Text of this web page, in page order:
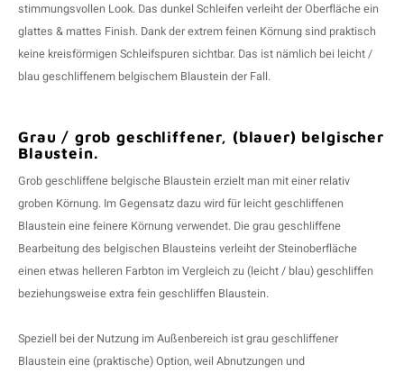
stimmungsvollen Look. Das dunkel Schleifen verleiht der Oberfläche ein
glattes & mattes Finish. Dank der extrem feinen Körnung sind praktisch
keine kreisförmigen Schleifspuren sichtbar. Das ist nämlich bei leicht /
blau geschliffenem belgischem Blaustein der Fall.
Grau / grob geschliffener, (blauer) belgischer
Blaustein.
Grob geschliffene belgische Blaustein erzielt man mit einer relativ
groben Körnung. Im Gegensatz dazu wird für leicht geschliffenen
Blaustein eine feinere Körnung verwendet. Die grau geschliffene
Bearbeitung des belgischen Blausteins verleiht der Steinoberfläche
einen etwas helleren Farbton im Vergleich zu (leicht / blau) geschliffen
beziehungsweise extra fein geschliffen Blaustein.
Speziell bei der Nutzung im Außenbereich ist grau geschliffener
Blaustein eine (praktische) Option, weil Abnutzungen und